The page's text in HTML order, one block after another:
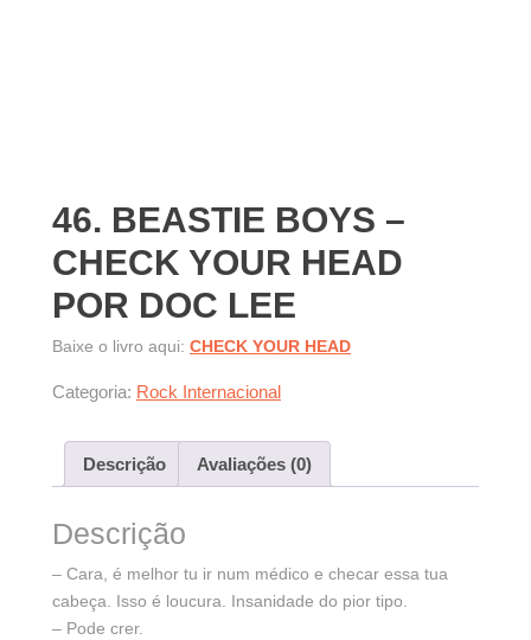
46. BEASTIE BOYS –
CHECK YOUR HEAD
POR DOC LEE
Baixe o livro aqui: CHECK YOUR HEAD
Categoria: Rock Internacional
Descrição Avaliações (0)
Descrição
– Cara, é melhor tu ir num médico e checar essa tua
cabeça. Isso é loucura. Insanidade do pior tipo.
– Pode crer.